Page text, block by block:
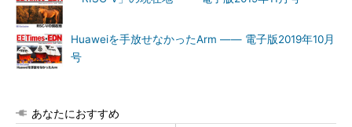
Huaweiを手放せなかったArm ―― 電子版2019年10月
号
あなたにおすすめ